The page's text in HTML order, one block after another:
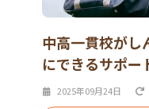
中高一貫校がし
にできるサポ
2025年09月24日